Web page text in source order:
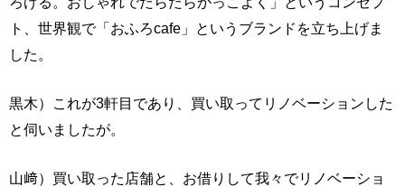
ト、世界観で「おふろcafe」というブランドを立ち上げま
した。
黒木）これが3軒目であり、買い取ってリノベーションした
と伺いましたが。
山﨑）買い取った店舗と、お借りして我々でリノベーショ